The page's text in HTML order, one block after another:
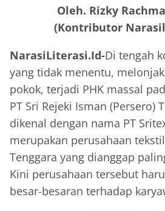
Oleh. Rizky
(Kontributor
NarasiLiterasi.Id-Di tengah
yang tidak menentu,
pokok, terjadi PHK massal
PT Sri Rejeki Isman (Persero)
dikenal dengan nama PT
merupakan perusahaan
Tenggara yang dianggap
Kini perusahaan tersebut
besar-besaran terhadap